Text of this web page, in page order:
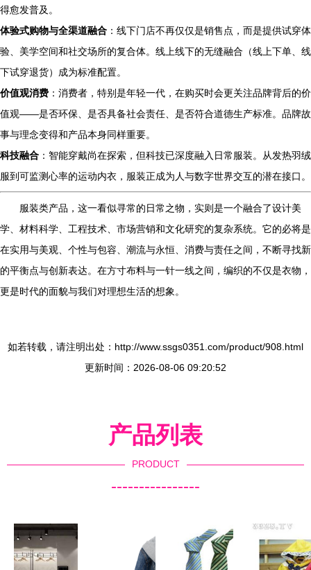
得愈发普及。
体验式购物与全渠道融合 ：线下门店不再仅仅是销售点，而是提供试穿体
验、美学空间和社交场所的复合体。线上线下的无缝融合（线上下单、线
下试穿退货）成为标准配置。
价值观消费 ：消费者，特别是年轻一代，在购买时会更关注品牌背后的价
值观——是否环保、是否具备社会责任、是否符合道德生产标准。品牌故
事与理念变得和产品本身同样重要。
科技融合 ：智能穿戴尚在探索，但科技已深度融入日常服装。从发热羽绒
服到可监测心率的运动内衣，服装正成为人与数字世界交互的潜在接口。
服装类产品，这一看似寻常的日常之物，实则是一个融合了设计美
学、材料科学、工程技术、市场营销和文化研究的复杂系统。它的必将是
在实用与美观、个性与包容、潮流与永恒、消费与责任之间，不断寻找新
的平衡点与创新表达。在方寸布料与一针一线之间，编织的不仅是衣物，
更是时代的面貌与我们对理想生活的想象。
如若转载，请注明出处：http://www.ssgs0351.com/product/908.html
更新时间：2026-08-06 09:20:52
产品列表
PRODUCT
----------------